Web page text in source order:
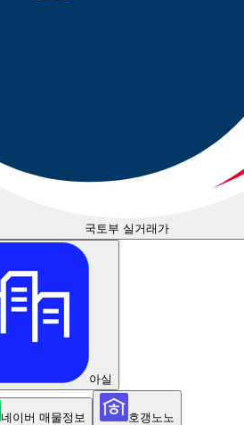
국토부 실거래가
아실
네이버 매물정보
호갱노노